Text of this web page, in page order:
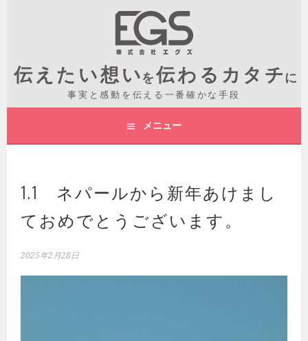
ツ
ス
ッ
滋賀で映像制作｜イベント運営
メニュー
1.1 ネパールから新年あけまし
ておめでとうございます。
2025年2月28日